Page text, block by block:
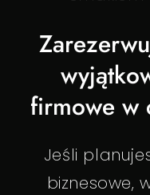
firmowe w
Jeśli
biznesowe,